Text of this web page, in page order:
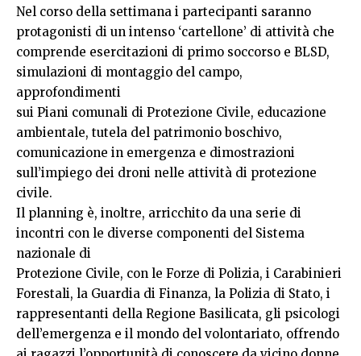
Nel corso della settimana i partecipanti saranno
protagonisti di un intenso ‘cartellone’ di attività che
comprende esercitazioni di primo soccorso e BLSD,
simulazioni di montaggio del campo,
approfondimenti
sui Piani comunali di Protezione Civile, educazione
ambientale, tutela del patrimonio boschivo,
comunicazione in emergenza e dimostrazioni
sull’impiego dei droni nelle attività di protezione
civile.
Il planning è, inoltre, arricchito da una serie di
incontri con le diverse componenti del Sistema
nazionale di
Protezione Civile, con le Forze di Polizia, i Carabinieri
Forestali, la Guardia di Finanza, la Polizia di Stato, i
rappresentanti della Regione Basilicata, gli psicologi
dell’emergenza e il mondo del volontariato, offrendo